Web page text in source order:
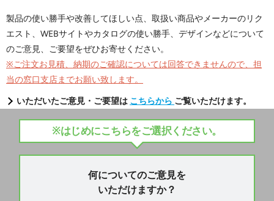
製品の使い勝手や改善してほしい点、取扱い商品やメーカーのリク
エスト、WEBサイトやカタログの使い勝手、デザインなどについて
のご意見、ご要望をぜひお寄せください。
※ご注文お見積、納期のご確認については回答できませんので、担
当の窓口支店までお願い致します。
いただいたご意見・ご要望は こちらから ご覧いただけます。
※はじめにこちらをご選択ください。
何についてのご意見を
いただけますか？